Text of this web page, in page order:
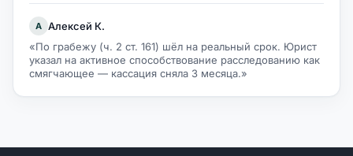
А Алексей К.
«По грабежу (ч. 2 ст. 161) шёл на реальный срок. Юрист
указал на активное способствование расследованию как
смягчающее — кассация сняла 3 месяца.»